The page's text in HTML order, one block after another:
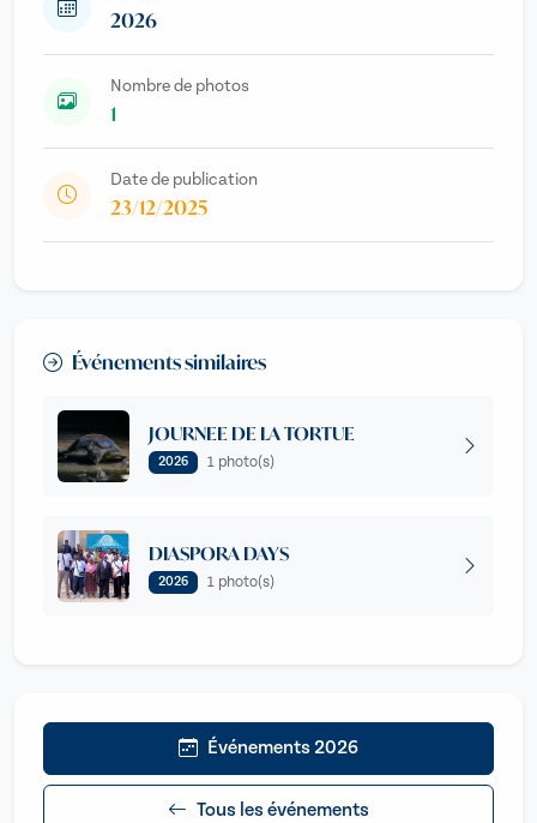
2026
Nombre de photos
1
Date de publication
23/12/2025
Événements similaires
JOURNEE DE LA TORTUE
2026 1 photo(s)
DIASPORA DAYS
2026 1 photo(s)
Événements 2026
Tous les événements